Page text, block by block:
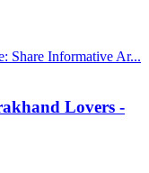
Share Informative Ar...
Lovers -